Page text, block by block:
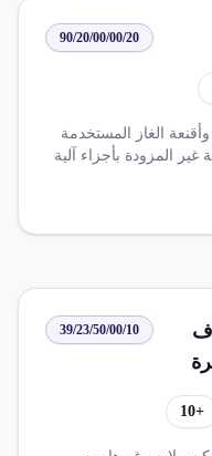
90/20/00/00/20
الغاز المستخدمة
غير المزودة بأجزاء آلية
دم
39/23/50/00/10
+
10